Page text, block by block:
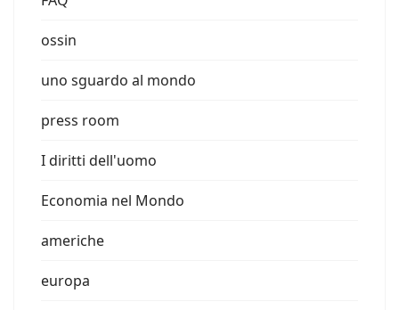
ossin
uno sguardo al mondo
press room
I diritti dell'uomo
Economia nel Mondo
americhe
europa